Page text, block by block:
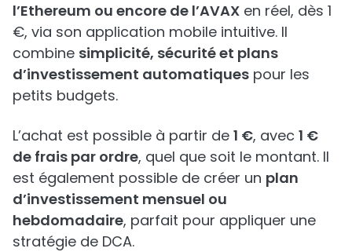
l’Ethereum ou encore de l’AVAX en réel, dès 1
€, via son application mobile intuitive. Il
combine simplicité, sécurité et plans
d’investissement automatiques pour les
petits budgets.
L’achat est possible à partir de 1 €, avec 1 €
de frais par ordre, quel que soit le montant. Il
est également possible de créer un plan
d’investissement mensuel ou
hebdomadaire, parfait pour appliquer une
stratégie de DCA.